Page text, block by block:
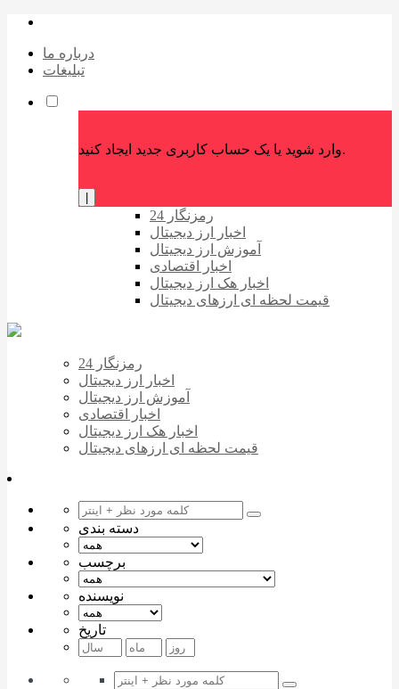
درباره ما
تبلیغات
وارد شوید یا یک حساب کاربری جدید ایجاد کنید.
رمزنگار 24
اخبار ارز دیجیتال
آموزش ارز دیجیتال
اخبار اقتصادی
اخبار هک ارز دیجیتال
قیمت لحظه ای ارزهای دیجیتال
رمزنگار 24
اخبار ارز دیجیتال
آموزش ارز دیجیتال
اخبار اقتصادی
اخبار هک ارز دیجیتال
قیمت لحظه ای ارزهای دیجیتال
دسته بندی
برچسب
نویسنده
تاریخ